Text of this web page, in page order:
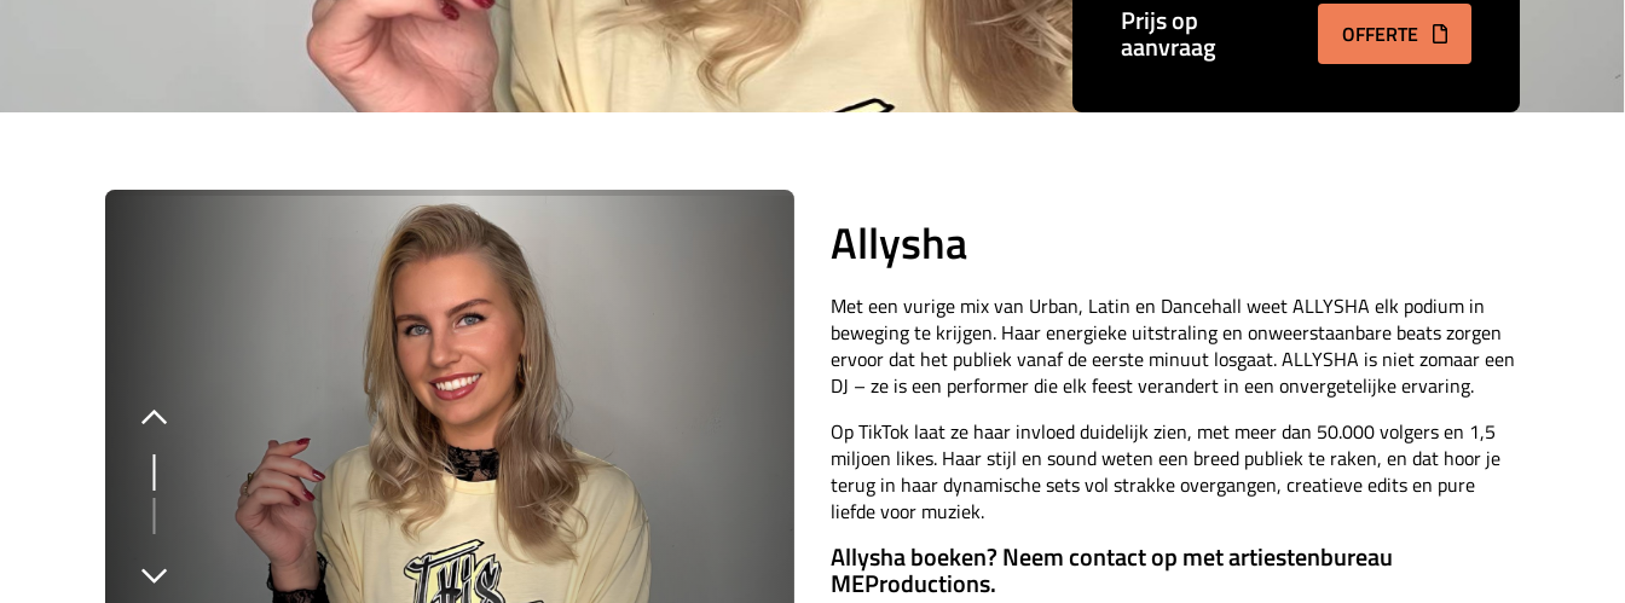
Prijs op
aanvraag OFFERTE
Allysha
Met een vurige mix van Urban, Latin en Dancehall weet ALLYSHA elk podium in
beweging te krijgen. Haar energieke uitstraling en onweerstaanbare beats zorgen
ervoor dat het publiek vanaf de eerste minuut losgaat. ALLYSHA is niet zomaar een
DJ – ze is een performer die elk feest verandert in een onvergetelijke ervaring.
Op TikTok laat ze haar invloed duidelijk zien, met meer dan 50.000 volgers en 1,5
miljoen likes. Haar stijl en sound weten een breed publiek te raken, en dat hoor je
terug in haar dynamische sets vol strakke overgangen, creatieve edits en pure
liefde voor muziek.
Allysha boeken? Neem contact op met artiestenbureau
MEProductions.